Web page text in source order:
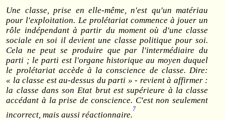
Une classe, prise en elle-même, n'est qu'un matériau
pour l'exploitation. Le prolétariat commence à jouer un
rôle indépendant à partir du moment où d'une classe
sociale en soi il devient une classe politique pour soi.
Cela ne peut se produire que par l'intermédiaire du
parti ; le parti est l'organe historique au moyen duquel
le prolétariat accède à la conscience de classe. Dire:
« la classe est au-dessus du parti » - revient à affirmer :
la classe dans son Etat brut est supérieure à la classe
accédant à la prise de conscience. C'est non seulement
incorrect, mais aussi réactionnaire.
7